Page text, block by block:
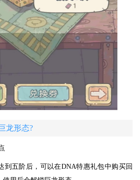
龙形态?
到五阶后，可以在DNA特惠礼包中购买回